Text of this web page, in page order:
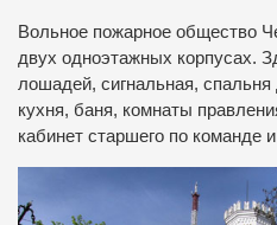
Вольное пожарное общество
двух одноэтажных корпусах.
лошадей, сигнальная,
кухня, баня, комнаты
кабинет старшего по команде